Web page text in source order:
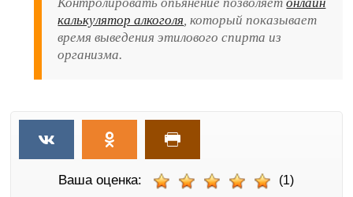
калькулятор алкоголя, который показывает
время выведения этилового спирта из
организма.
Ваша оценка: (1)